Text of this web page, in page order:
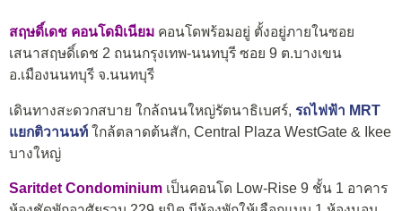
สฤษดิ์เดช คอนโดมิเนียม คอนโดพร้อมอยู่ ตั้งอยู่ภายในซอย
เสนาสฤษดิ์เดช 2 ถนนกรุงเทพ-นนทบุรี ซอย 9 ต.บางเขน
อ.เมืองนนทบุรี จ.นนทบุรี
เดินทางสะดวกสบาย ใกล้ถนนใหญ่รัตนาธิเบศร์, รถไฟฟ้า MRT
แยกติวานนท์ ใกล้ตลาดต้นสัก, Central Plaza WestGate & Ikee
บางใหญ่
Saritdet Condominium เป็นคอนโด Low-Rise 9 ชั้น 1 อาคาร